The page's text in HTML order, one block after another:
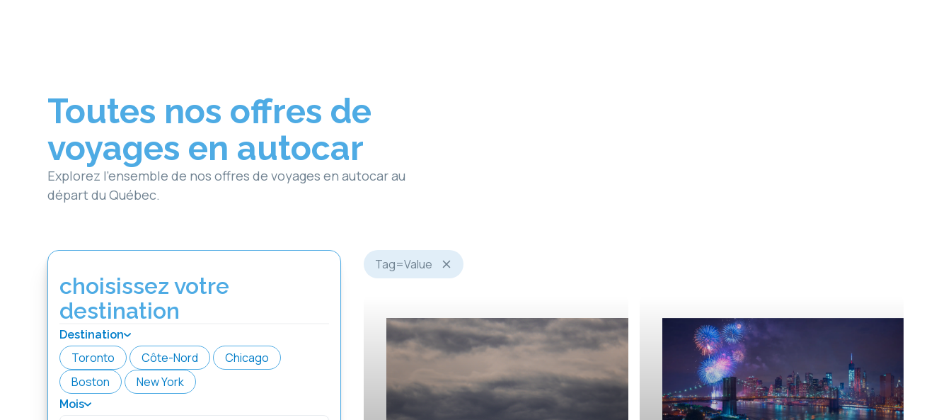
Toutes nos offres de
voyages en autocar
Explorez l’ensemble de nos offres de voyages en autocar au
départ du Québec.
choisissez votre
destination
Destination
Toronto Côte-Nord
Chicago
Boston
New York
Mois
Tag=Value